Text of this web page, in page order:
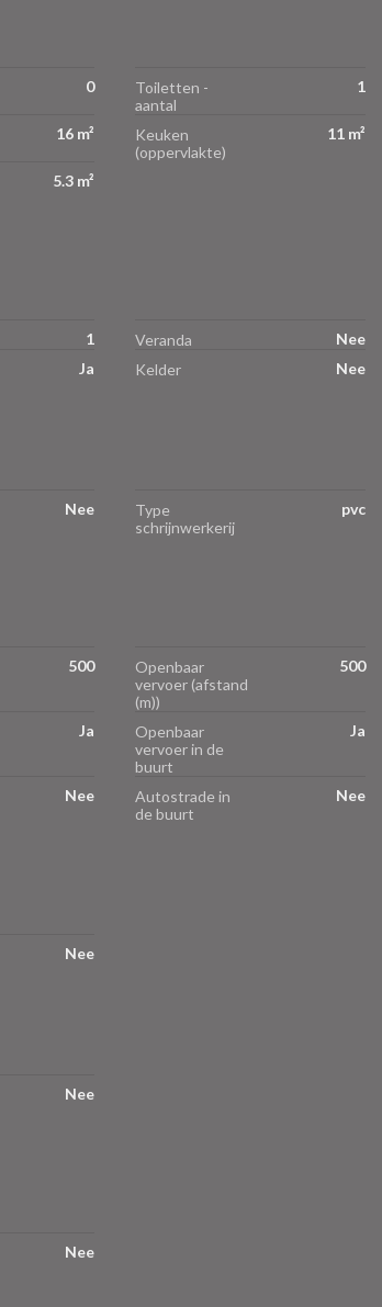
0
Toiletten -
aantal
1
16 m²
Keuken
(oppervlakte)
11 m²
5.3 m²
1 Veranda
Nee
Ja Kelder Nee
Nee
Type
schrijnwerkerij
pvc
500
Openbaar
vervoer (afstand
(m))
500
Ja
Openbaar
vervoer in de
buurt
Ja
Nee
Autostrade in
de buurt
Nee
Nee
Nee
Nee